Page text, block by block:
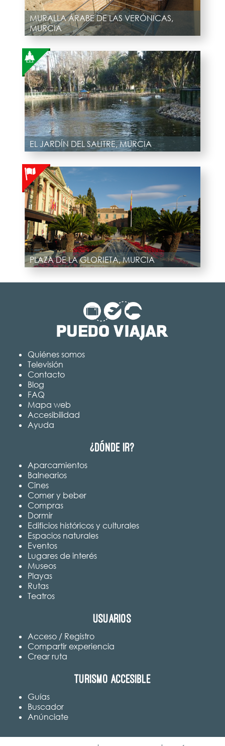
MURALLA ÁRABE DE LAS VERÓNICAS,
MURCIA
EL JARDÍN DEL SALITRE, MURCIA
PLAZA DE LA GLORIETA, MURCIA
Quiénes somos
Televisión
Contacto
Blog
FAQ
Mapa web
Accesibilidad
Ayuda
¿Dónde ir?
Aparcamientos
Balnearios
Cines
Comer y beber
Compras
Dormir
Edificios históricos y culturales
Espacios naturales
Eventos
Lugares de interés
Museos
Playas
Rutas
Teatros
Usuarios
Acceso / Registro
Compartir experiencia
Crear ruta
Turismo accesible
Guías
Buscador
Anúnciate